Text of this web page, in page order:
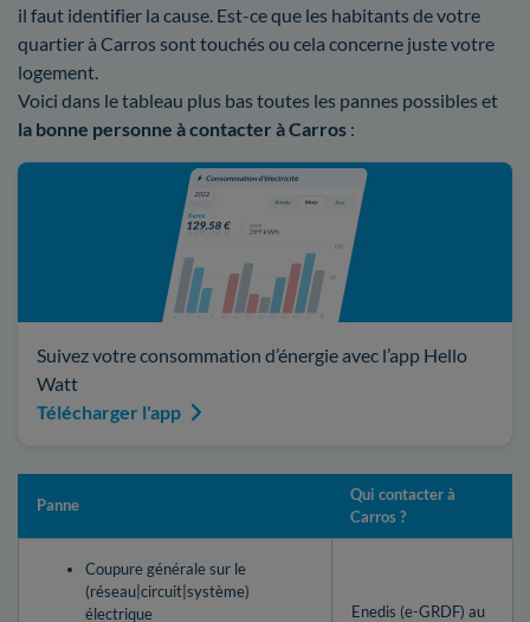
il faut identifier la cause. Est-ce que les habitants de votre
quartier à Carros sont touchés ou cela concerne juste votre
logement.
Voici dans le tableau plus bas toutes les pannes possibles et
la bonne personne à contacter à Carros :
Suivez votre consommation d’énergie avec l’app Hello
Watt
Télécharger l'app
Panne
Qui contacter à
Carros ?
Coupure générale sur le
(réseau|circuit|système)
électrique
Enedis (e-GRDF) au